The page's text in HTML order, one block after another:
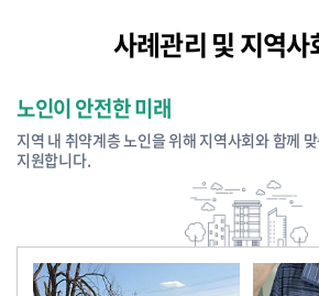
사례관리 및 지역사
노인이 안전한 미래
지역 내 취약계층 노인을 위해 지역사회와 함께
지원합니다.